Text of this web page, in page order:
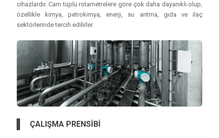
cihazlardır. Cam tüplü rotametrelere göre çok daha dayanıklı olup,
özellikle kimya, petrokimya, enerji, su arıtma, gıda ve ilaç
sektörlerinde tercih edilirler.
ÇALIŞMA PRENSİBİ